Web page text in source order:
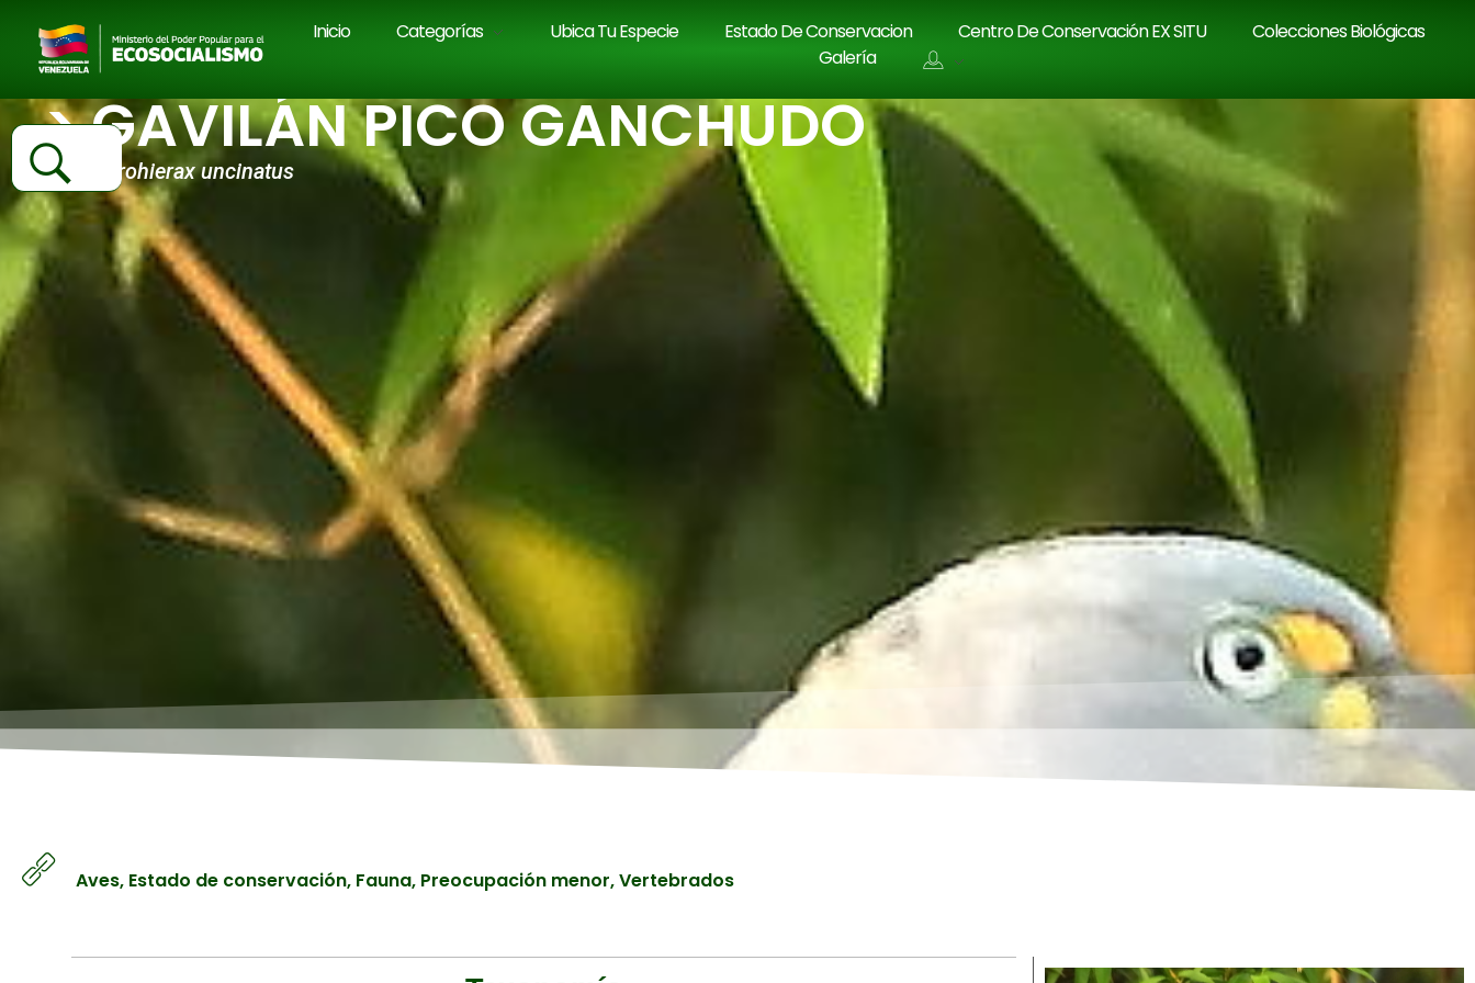
Inicio Categorías Ubica Tu Especie Estado De Conservacion Centro De Conservación EX SITU
Colecciones Biológicas
Galería
> GAVILÁN PICO GANCHUDO
Chondrohierax uncinatus
Aves, Estado de conservación, Fauna, Preocupación menor,Vertebrados